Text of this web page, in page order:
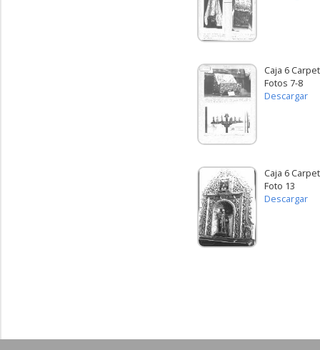
Caja 6
Fotos 7-8
Descargar
Caja 6
Foto 13
Descargar